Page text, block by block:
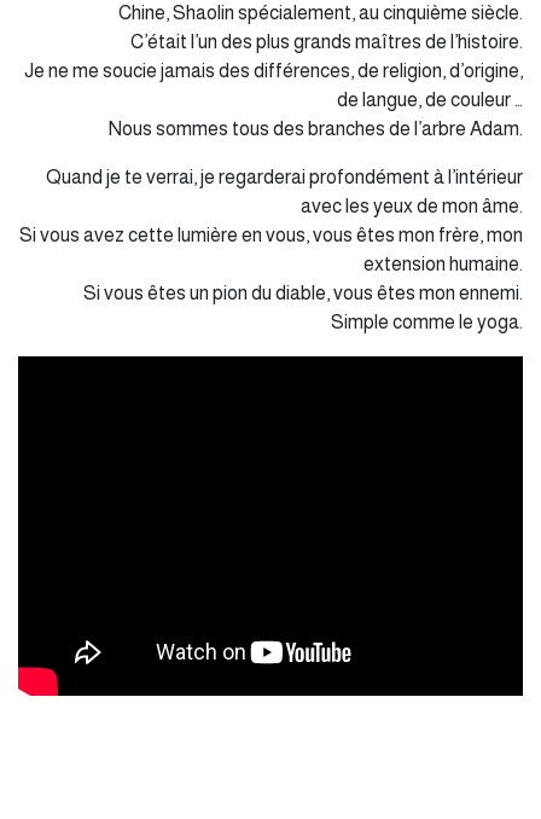
Chine, Shaolin spécialement, au cinquième siècle.
C’était l’un des plus grands maîtres de l’histoire.
Je ne me soucie jamais des différences, de religion, d’origine,
de langue, de couleur …
Nous sommes tous des branches de l’arbre Adam.
Quand je te verrai, je regarderai profondément à l’intérieur
avec les yeux de mon âme.
Si vous avez cette lumière en vous, vous êtes mon frère, mon
extension humaine.
Si vous êtes un pion du diable, vous êtes mon ennemi.
Simple comme le yoga.